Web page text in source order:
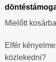
Mielőtt
Elfér
közlekedni?